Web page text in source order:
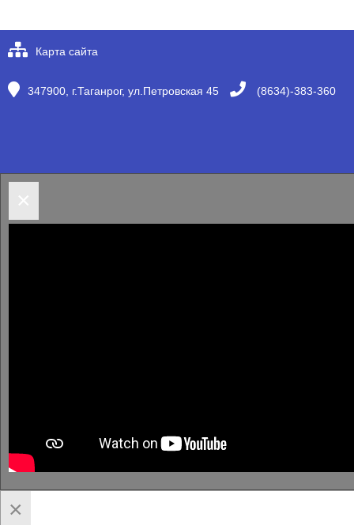
Карта сайта
347900, г.Таганрог, ул.Петровская 45 (8634)-383-360
×